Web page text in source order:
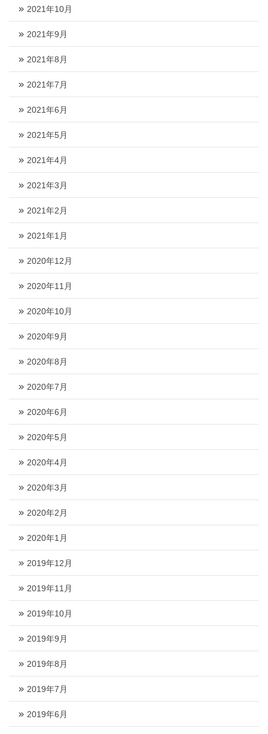
2021年10月
2021年9月
2021年8月
2021年7月
2021年6月
2021年5月
2021年4月
2021年3月
2021年2月
2021年1月
2020年12月
2020年11月
2020年10月
2020年9月
2020年8月
2020年7月
2020年6月
2020年5月
2020年4月
2020年3月
2020年2月
2020年1月
2019年12月
2019年11月
2019年10月
2019年9月
2019年8月
2019年7月
2019年6月